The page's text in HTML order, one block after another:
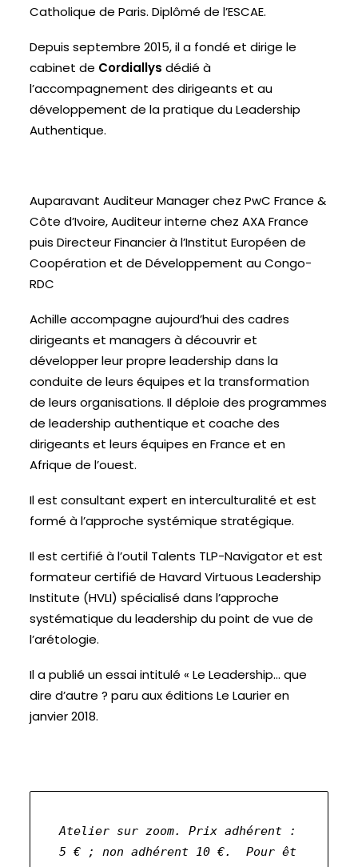
Catholique de Paris. Diplômé de l’ESCAE.
Depuis septembre 2015, il a fondé et dirige le
cabinet de Cordiallysdédié à
l’accompagnement des dirigeants et au
développement de la pratique du Leadership
Authentique.
Auparavant Auditeur Manager chez PwC France &
Côte d’Ivoire, Auditeur interne chez AXA France
puis Directeur Financier à l’Institut Européen de
Coopération et de Développement au Congo-
RDC
Achille accompagne aujourd’hui des cadres
dirigeants et managers à découvrir et
développer leur propre leadership dans la
conduite de leurs équipes et la transformation
de leurs organisations. Il déploie des programmes
de leadership authentique et coache des
dirigeants et leurs équipes en France et en
Afrique de l’ouest.
Il est consultant expert en interculturalité et est
formé à l’approche systémique stratégique.
Il est certifié à l’outil Talents TLP-Navigator et est
formateur certifié de Havard Virtuous Leadership
Institute (HVLI) spécialisé dans l’approche
systématique du leadership du point de vue de
l’arétologie.
Il a publié un essai intitulé « Le Leadership… que
dire d’autre ? paru aux éditions Le Laurier en
janvier 2018.
Atelier sur zoom. Prix adhérent :
5 € ; non adhérent 10 €.  Pour êt